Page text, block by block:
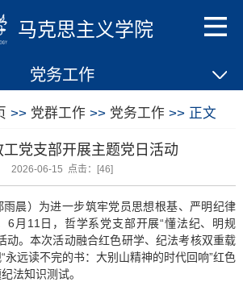
马克思主义学院
党务工作
>> 党群工作 >> 党务工作 >> 正文
工党支部开展主题党日活动
2026-06-15 点击：[46]
晨）为进一步筑牢党员思想根基、严明纪律
6月11日，哲学系党支部开展“懂法纪、明规
动。本次活动融合红色研学、纪法考核双重载
永远读不完的书：大别山精神的时代回响”红色
法知识测试。